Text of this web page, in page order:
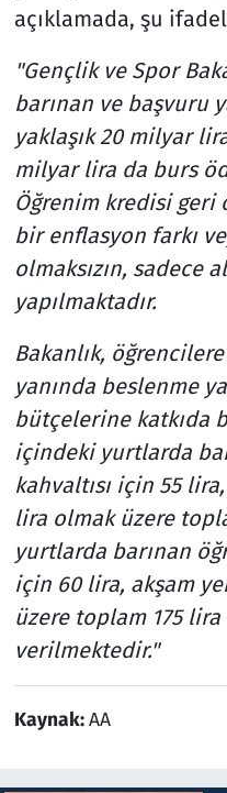
açıklamada, şu
"Gençlik ve Spor
barınan ve başvuru
yaklaşık 20 milyar
milyar lira da burs
Öğrenim kredisi
bir enflasyon farkı
olmaksızın, sadece
yapılmaktadır.
Bakanlık,
yanında beslenme
bütçelerine katkıda
içindeki yurtlarda
kahvaltısı için 55
lira olmak üzere
yurtlarda barınan
için 60 lira, akşam
üzere toplam 175 lira
verilmektedir."
Kaynak:AA